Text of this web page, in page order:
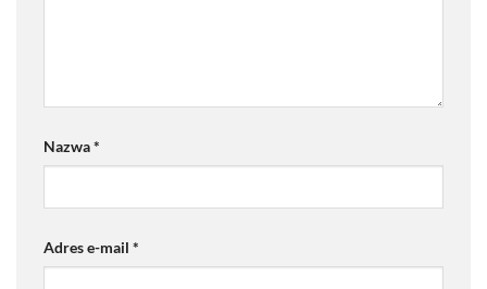
Nazwa*
Adres e-mail *